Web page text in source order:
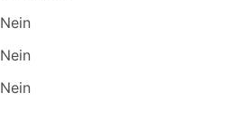
Nein
Nein
Nein